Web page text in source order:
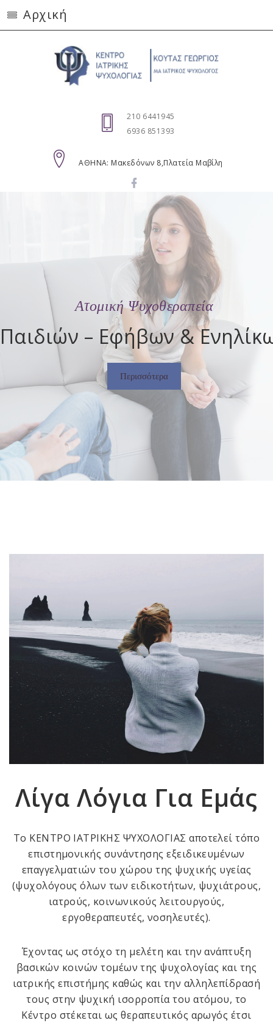
Αρχική
210 6441945
6936 851393
AΘΗΝΑ: Μακεδόνων 8,Πλατεία Μαβίλη
Ατομική Ψυχοθεραπεία
Παιδιών – Εφήβων &
Περισσότερα
Λίγα Λόγια Για Εμάς
Το ΚΕΝΤΡΟ ΙΑΤΡΙΚΗΣ ΨΥΧΟΛΟΓΙΑΣ αποτελεί τόπο
επιστημονικής συνάντησης εξειδικευμένων
επαγγελματιών του χώρου της ψυχικής υγείας
(ψυχολόγους όλων των ειδικοτήτων, ψυχιάτρους,
ιατρούς, κοινωνικούς λειτουργούς,
εργοθεραπευτές, νοσηλευτές).
Έχοντας ως στόχο τη μελέτη και την ανάπτυξη
βασικών κοινών τομέων της ψυχολογίας και της
ιατρικής επιστήμης καθώς και την αλληλεπίδρασή
τους στην ψυχική ισορροπία του ατόμου, το
Κέντρο στέκεται ως θεραπευτικός αρωγός έτσι